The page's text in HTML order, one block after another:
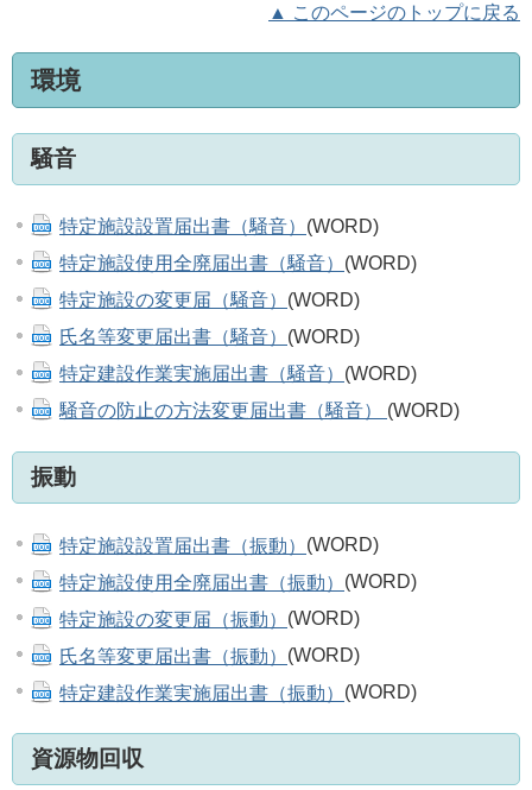
▲ このページのトップに戻る
環境
騒音
特定施設設置届出書（騒音） (WORD)
特定施設使用全廃届出書（騒音） (WORD)
特定施設の変更届（騒音） (WORD)
氏名等変更届出書（騒音） (WORD)
特定建設作業実施届出書（騒音） (WORD)
騒音の防止の方法変更届出書（騒音） (WORD)
振動
特定施設設置届出書（振動） (WORD)
特定施設使用全廃届出書（振動） (WORD)
特定施設の変更届（振動） (WORD)
氏名等変更届出書（振動） (WORD)
特定建設作業実施届出書（振動） (WORD)
資源物回収